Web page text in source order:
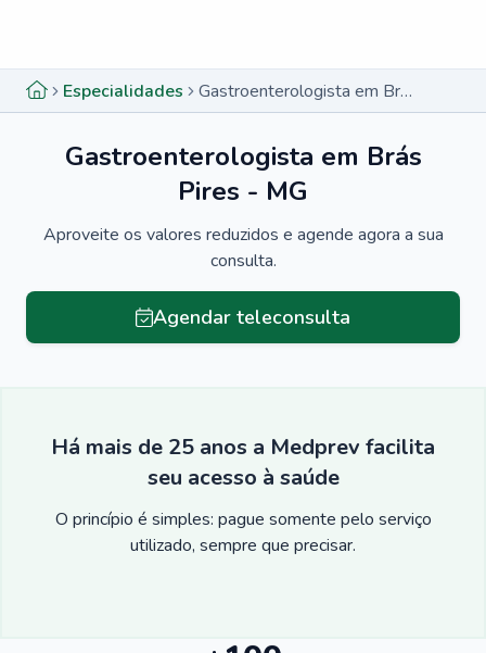
Especialidades Gastroenterologista em Brás Pires - MG
Gastroenterologista em Brás
Pires - MG
Aproveite os valores reduzidos e agende agora a sua
consulta.
Agendar teleconsulta
Há mais de 25 anos a Medprev facilita
seu acesso à saúde
O princípio é simples: pague somente pelo serviço
utilizado, sempre que precisar.